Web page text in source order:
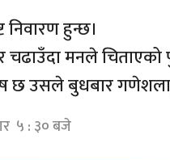
हुन्छ।
मनले चिताएको
छ उसले बुधबार
५ : ३० बजे